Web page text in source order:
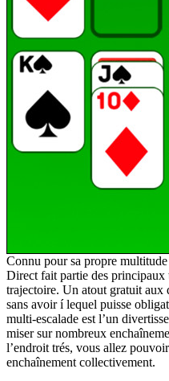
Connu pour sa propre
Direct fait partie des principaux
trajectoire. Un atout gratuit aux
sans avoir í lequel puisse
multi-escalade est l’un
miser sur nombreux
l’endroit trés, vous allez
enchaînement collectivement.